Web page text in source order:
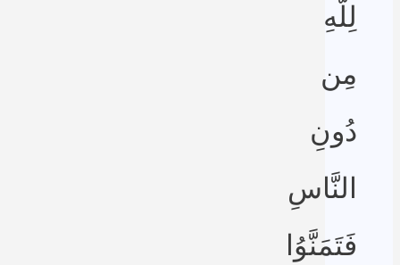
لِلَّهِ
مِن
دُونِ
النَّاسِ
فَتَمَنَّوُا